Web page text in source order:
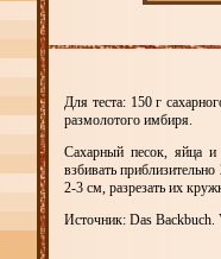
Для теста: 150 г
размолотого имбиря.
Сахарный песок, яйца и
взбивать
2-3 см, разрезать их
Источник: Das Backbuch.